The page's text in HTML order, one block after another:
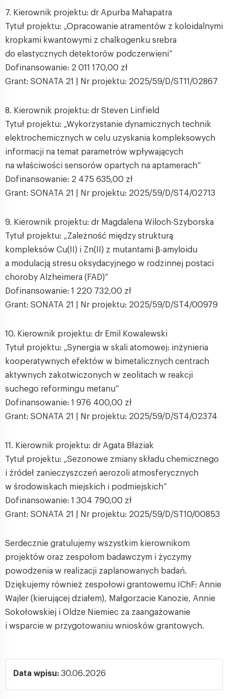
7. Kierownik projektu: dr Apurba Mahapatra
Tytuł projektu: „Opracowanie atramentów z koloidalnymi
kropkami kwantowymi z chalkogenku srebra
do elastycznych detektorów podczerwieni”
Dofinansowanie: 2 011 170,00 zł
Grant: SONATA 21 | Nr projektu: 2025/59/D/ST11/02867
8. Kierownik projektu: dr Steven Linfield
Tytuł projektu: „Wykorzystanie dynamicznych technik
elektrochemicznych w celu uzyskania kompleksowych
informacji na temat parametrów wpływających
na właściwości sensorów opartych na aptamerach”
Dofinansowanie: 2 475 635,00 zł
Grant: SONATA 21 | Nr projektu: 2025/59/D/ST4/02713
9. Kierownik projektu: dr Magdalena Wiloch-Szyborska
Tytuł projektu: „Zależność między strukturą
kompleksów Cu(II) i Zn(II) z mutantami β-amyloidu
a modulacją stresu oksydacyjnego w rodzinnej postaci
choroby Alzheimera (FAD)”
Dofinansowanie: 1 220 732,00 zł
Grant: SONATA 21 | Nr projektu: 2025/59/D/ST4/00979
10. Kierownik projektu: dr Emil Kowalewski
Tytuł projektu: „Synergia w skali atomowej: inżynieria
kooperatywnych efektów w bimetalicznych centrach
aktywnych zakotwiczonych w zeolitach w reakcji
suchego reformingu metanu”
Dofinansowanie: 1 976 400,00 zł
Grant: SONATA 21 | Nr projektu: 2025/59/D/ST4/02374
11. Kierownik projektu: dr Agata Błaziak
Tytuł projektu: „Sezonowe zmiany składu chemicznego
i źródeł zanieczyszczeń aerozoli atmosferycznych
w środowiskach miejskich i podmiejskich”
Dofinansowanie: 1 304 790,00 zł
Grant: SONATA 21 | Nr projektu: 2025/59/D/ST10/00853
Serdecznie gratulujemy wszystkim kierownikom
projektów oraz zespołom badawczym i życzymy
powodzenia w realizacji zaplanowanych badań.
Dziękujemy również zespołowi grantowemu IChF: Annie
Wajler (kierującej działem), Małgorzacie Kanozie, Annie
Sokołowskiej i Oldze Niemiec za zaangażowanie
i wsparcie w przygotowaniu wniosków grantowych.
Data wpisu: 30.06.2026